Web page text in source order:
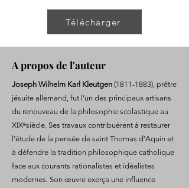
Télécharger
A propos de l'auteur
Joseph Wilhelm Karl Kleutgen (1811-1883), prêtre
jésuite allemand, fut l’un des principaux artisans
du renouveau de la philosophie scolastique au
XIXᵉsiècle. Ses travaux contribuèrent à restaurer
l’étude de la pensée de saint Thomas d’Aquin et
à défendre la tradition philosophique catholique
face aux courants rationalistes et idéalistes
modernes. Son œuvre exerça une influence